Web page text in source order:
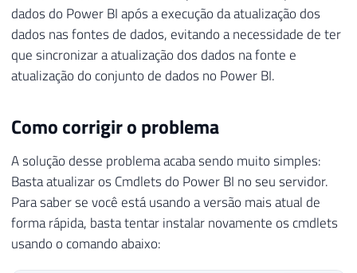
dados do Power BI após a execução da atualização dos
dados nas fontes de dados, evitando a necessidade de ter
que sincronizar a atualização dos dados na fonte e
atualização do conjunto de dados no Power BI.
Como corrigir o problema
A solução desse problema acaba sendo muito simples:
Basta atualizar os Cmdlets do Power BI no seu servidor.
Para saber se você está usando a versão mais atual de
forma rápida, basta tentar instalar novamente os cmdlets
usando o comando abaixo: